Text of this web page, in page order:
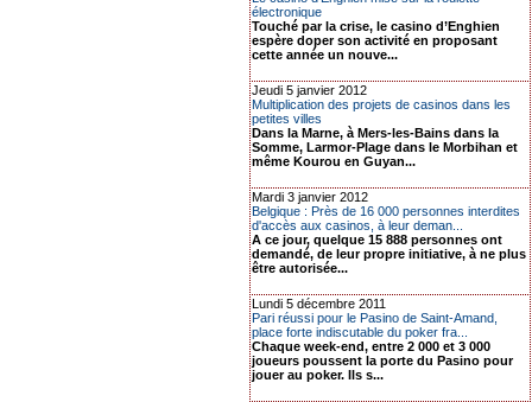
électronique
Touché par la crise, le casino d’Enghien
espère doper son activité en proposant
cette année un nouve...
Jeudi 5 janvier 2012
Multiplication des projets de casinos dans les
petites villes
Dans la Marne, à Mers-les-Bains dans la
Somme, Larmor-Plage dans le Morbihan et
même Kourou en Guyan...
Mardi 3 janvier 2012
Belgique : Près de 16 000 personnes interdites
d'accès aux casinos, à leur deman...
A ce jour, quelque 15 888 personnes ont
demandé, de leur propre initiative, à ne plus
être autorisée...
Lundi 5 décembre 2011
Pari réussi pour le Pasino de Saint-Amand,
place forte indiscutable du poker fra...
Chaque week-end, entre 2 000 et 3 000
joueurs poussent la porte du Pasino pour
jouer au poker. Ils s...